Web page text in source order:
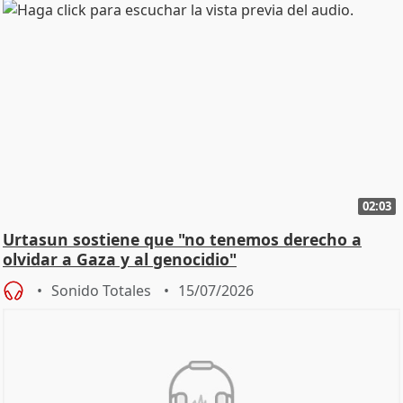
02:03
Urtasun sostiene que "no tenemos derecho a
olvidar a Gaza y al genocidio"
Sonido Totales 15/07/2026